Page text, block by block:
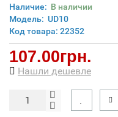
Наличие: В наличии
Модель: UD10
Код товара: 22352
107.00грн.
Нашли дешевле